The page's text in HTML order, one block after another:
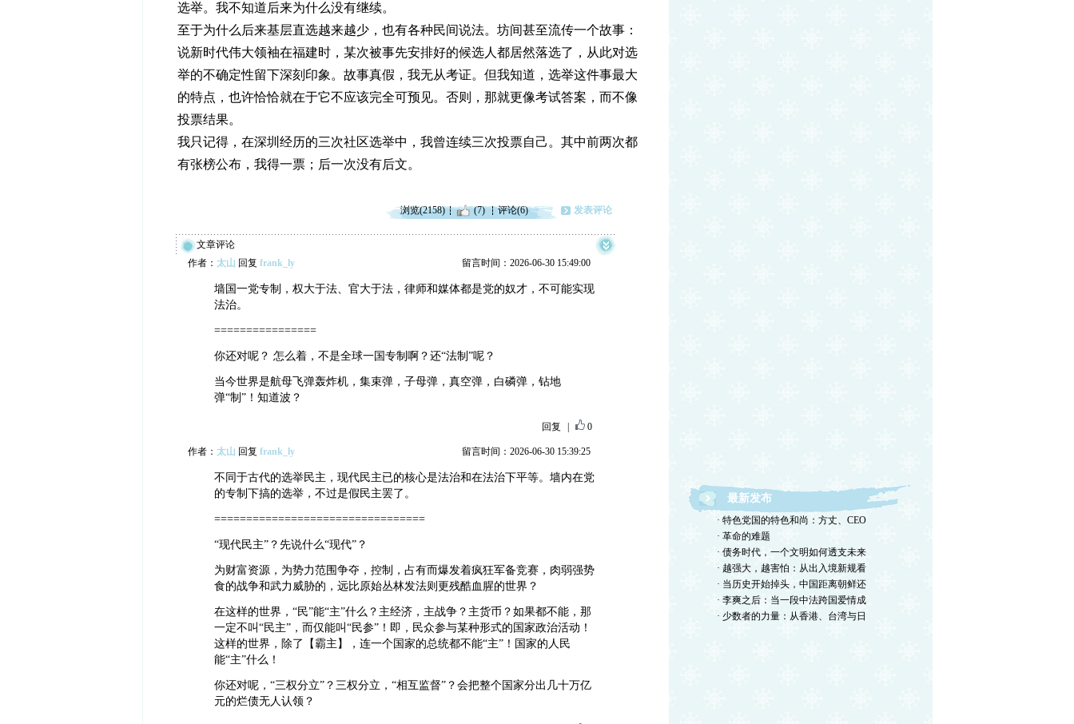
选举。我不知道后来为什么没有继续。
至于为什么后来基层直选越来越少，也有各种民间说法。坊间甚至流传一个故事：
说新时代伟大领袖在福建时，某次被事先安排好的候选人都居然落选了，从此对选
举的不确定性留下深刻印象。故事真假，我无从考证。但我知道，选举这件事最大
的特点，也许恰恰就在于它不应该完全可预见。否则，那就更像考试答案，而不像
投票结果。
我只记得，在深圳经历的三次社区选举中，我曾连续三次投票自己。其中前两次都
有张榜公布，我得一票；后一次没有后文。
浏览(2158) (7) 评论(6) 发表评论
文章评论
作者： 太山 回复 frank_ly 留言时间：2026-06-30 15:49:00
墙国一党专制，权大于法、官大于法，律师和媒体都是党的奴才，不可能实现
法治。
================
你还对呢？ 怎么着，不是全球一国专制啊？还“法制”呢？
当今世界是航母飞弹轰炸机，集束弹，子母弹，真空弹，白磷弹，钻地
弹“制”！知道波？
回复 0
作者： 太山 回复 frank_ly 留言时间：2026-06-30 15:39:25
不同于古代的选举民主，现代民主已的核心是法治和在法治下平等。墙内在党
的专制下搞的选举，不过是假民主罢了。
=================================
“现代民主”？先说什么“现代”？
为财富资源，为势力范围争夺，控制，占有而爆发着疯狂军备竞赛，肉弱强势
食的战争和武力威胁的，远比原始丛林发法则更残酷血腥的世界？
在这样的世界，“民”能“主”什么？主经济，主战争？主货币？如果都不能，那
一定不叫“民主”，而仅能叫“民参”！即，民众参与某种形式的国家政治活动！
这样的世界，除了【霸主】，连一个国家的总统都不能“主”！国家的人民
能“主”什么！
你还对呢，“三权分立”？三权分立，“相互监督”？会把整个国家分出几十万亿
元的烂债无人认领？
最新发布
· 特色党国的特色和尚：方丈、CEO
· 革命的难题
· 债务时代，一个文明如何透支未来
· 越强大，越害怕：从出入境新规看
· 当历史开始掉头，中国距离朝鲜还
· 李爽之后：当一段中法跨国爱情成
· 少数者的力量：从香港、台湾与日